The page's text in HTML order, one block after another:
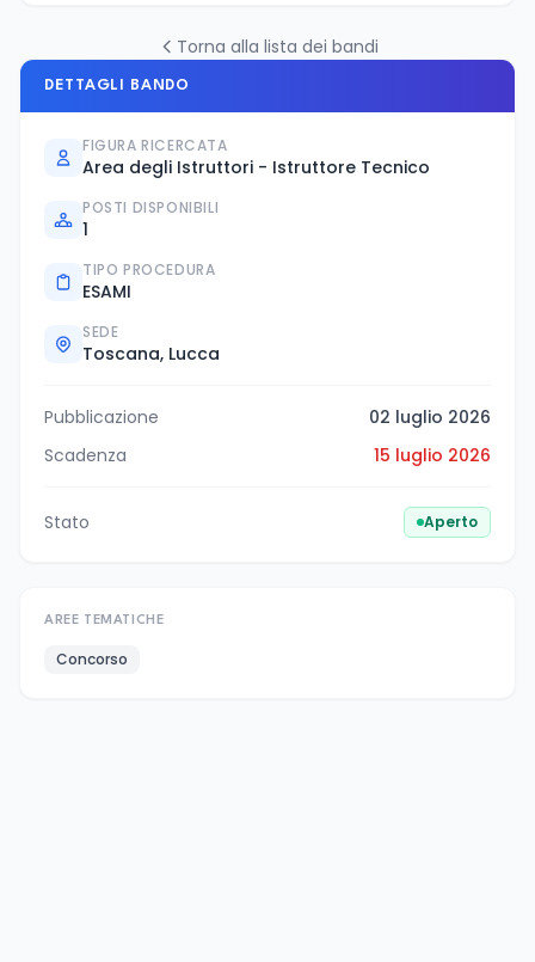
Torna alla lista dei bandi
DETTAGLI BANDO
FIGURA RICERCATA
Area degli Istruttori - Istruttore Tecnico
POSTI DISPONIBILI
1
TIPO PROCEDURA
ESAMI
SEDE
Toscana, Lucca
Pubblicazione
02 luglio 2026
Scadenza
15 luglio 2026
Stato Aperto
AREE TEMATICHE
Concorso